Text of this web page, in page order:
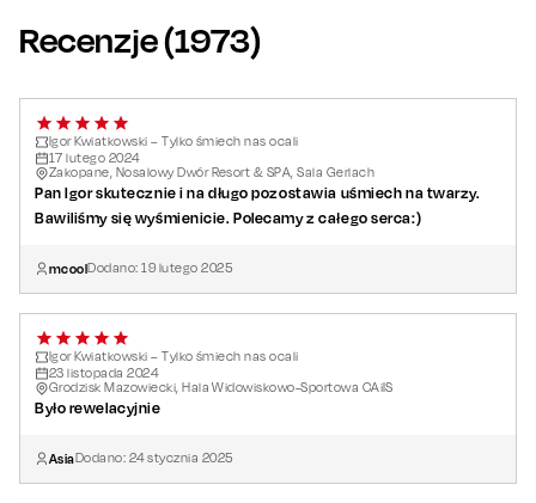
Recenzje (1973)
Igor Kwiatkowski – Tylko śmiech nas ocali
17 lutego 2024
Zakopane, Nosalowy Dwór Resort & SPA, Sala Gerlach
Pan Igor skutecznie i na długo pozostawia uśmiech na twarzy.
Bawiliśmy się wyśmienicie. Polecamy z całego serca:)
mcoolDodano:19 lutego 2025
Igor Kwiatkowski – Tylko śmiech nas ocali
23 listopada 2024
Grodzisk Mazowiecki, Hala Widowiskowo-Sportowa CAiIS
Było rewelacyjnie
AsiaDodano: 24stycznia 2025